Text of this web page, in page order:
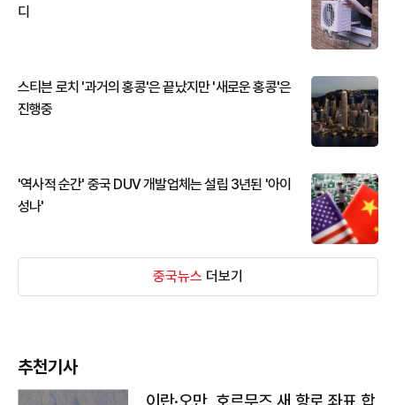
디
스티븐 로치 '과거의 홍콩'은 끝났지만 '새로운 홍콩'은
진행중
'역사적 순간' 중국 DUV 개발업체는 설립 3년된 '아이
성나'
중국뉴스 더보기
추천기사